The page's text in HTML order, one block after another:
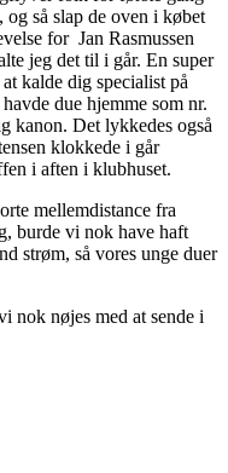
så slap de oven i købet
for Jan Rasmussen
jeg det til i går. En super
kalde dig specialist på
due hjemme som nr.
kanon. Det lykkedes også
klokkede i går
i aften i klubhuset.
mellemdistance fra
burde vi nok have haft
strøm, så vores unge duer
nok nøjes med at sende i